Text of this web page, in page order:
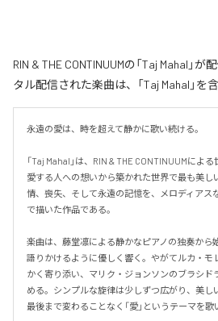
RIN & THE CONTINUUMの「Taj Mahal」
タル配信された楽曲は、「Taj Mahal」を
永遠の愛は、時を超えて静かに歌い続ける。
「Taj Mahal」は、RIN & THE CONTINUUMによ
愛する人への想いから築かれた世界で最も美し
情、喪失、そして永遠の記憶を、メロディアス
で描いた作品である。
楽曲は、藤堂凛による静かなピアノの独奏から
語りかけるように優しく響く。やがてルカ・モ
かく寄り添い、マリク・ジョンソンのブラシド
める。シンプルな旋律は少しずつ広がり、美し
最後まで変わることなく「愛」というテーマを歌